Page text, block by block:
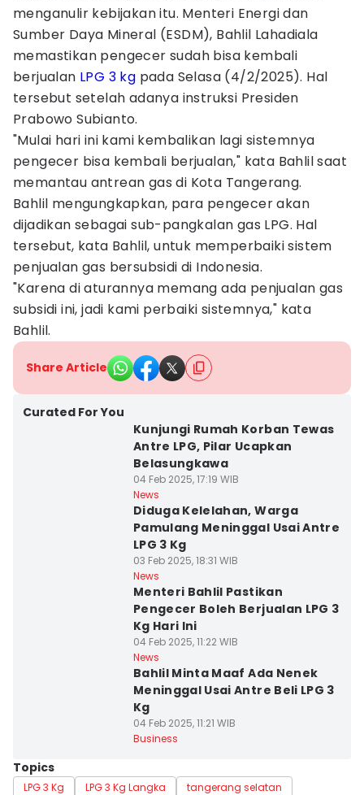
menganulir kebijakan itu. Menteri Energi dan
Sumber Daya Mineral (ESDM), Bahlil Lahadiala
memastikan pengecer sudah bisa kembali
berjualan LPG 3 kg pada Selasa (4/2/2025). Hal
tersebut setelah adanya instruksi Presiden
Prabowo Subianto.
"Mulai hari ini kami kembalikan lagi sistemnya
pengecer bisa kembali berjualan," kata Bahlil saat
memantau antrean gas di Kota Tangerang.
Bahlil mengungkapkan, para pengecer akan
dijadikan sebagai sub-pangkalan gas LPG. Hal
tersebut, kata Bahlil, untuk memperbaiki sistem
penjualan gas bersubsidi di Indonesia.
"Karena di aturannya memang ada penjualan gas
subsidi ini, jadi kami perbaiki sistemnya," kata
Bahlil.
Share Article
Curated For You
Kunjungi Rumah Korban Tewas
Antre LPG, Pilar Ucapkan
Belasungkawa
04 Feb 2025, 17:19 WIB
News
Diduga Kelelahan, Warga
Pamulang Meninggal Usai Antre
LPG 3 Kg
03 Feb 2025, 18:31 WIB
News
Menteri Bahlil Pastikan
Pengecer Boleh Berjualan LPG 3
Kg Hari Ini
04 Feb 2025, 11:22 WIB
News
Bahlil Minta Maaf Ada Nenek
Meninggal Usai Antre Beli LPG 3
Kg
04 Feb 2025, 11:21 WIB
Business
Topics
LPG 3 Kg LPG 3 Kg Langka
tangerang selatan